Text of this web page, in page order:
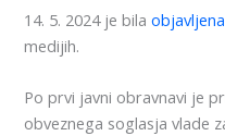
14. 5. 2024 je bilaobjavljena
medijih.
Po prvi javni obravnavi je
obveznega soglasja vlade